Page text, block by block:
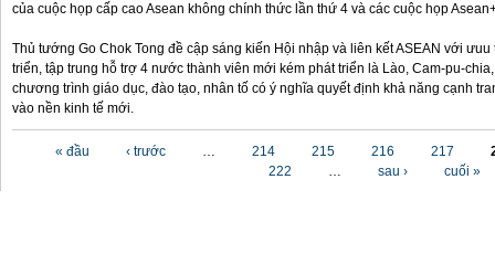
của cuộc họp cấp cao Asean không chính thức lần thứ 4 và các cuộc họp
Thủ tướng Go Chok Tong đề cập sáng kiến Hội nhập và liên kết ASEAN với
triển, tập trung hỗ trợ 4 nước thành viên mới kém phát triển là Lào, Cam-pu-
chương trình giáo dục, đào tạo, nhân tố có ý nghĩa quyết định khả năng cạnh
vào nền kinh tế mới.
« đầu ‹ trước … 214 215 216 217
222
… sau › cuối »